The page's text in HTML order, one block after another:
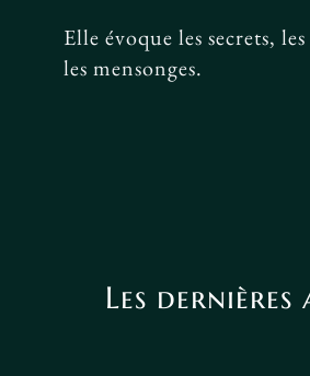
Elle évoque les secrets,
les mensonges.
Les dernières